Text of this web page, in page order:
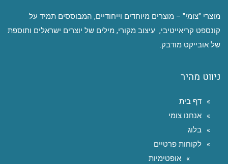
מוצרי "צומי" – מוצרים מיוחדים וייחודיים, המבוססים תמיד על
קונספט קריאייטיבי, עיצוב מקורי, מילים של יוצרים ישראלים ותוספת
של אובייקט מודבק.
ניווט מהיר
דף בית
אנחנו צומי
בלוג
לקוחות פרטיים
אופטימיות